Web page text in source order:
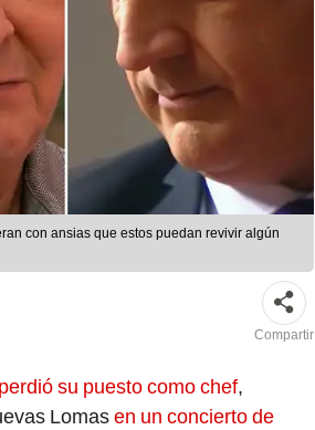
con ansias que estos puedan revivir algún
Compartir
su puesto como chef,
Lomasen un concierto de